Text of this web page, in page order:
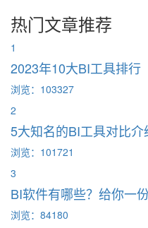
热门文章推荐
1
2023年10大BI工具排行
浏览：103327
2
5大知名的BI工具对比介
浏览：101721
3
BI软件有哪些？给你一
浏览：84180